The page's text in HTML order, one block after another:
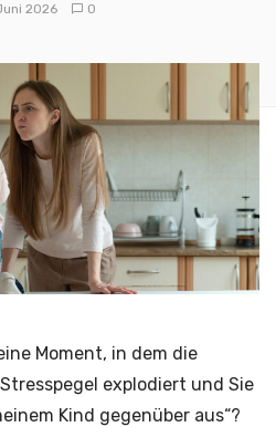
2026 0
Moment, in dem die
explodiert und Sie
Kind gegenüber aus“?